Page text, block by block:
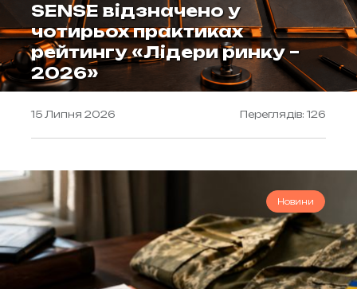
SENSE відзначено у
чотирьох практиках
рейтингу «Лідери ринку –
2026»
15 Липня 2026 Переглядів: 126
Новини